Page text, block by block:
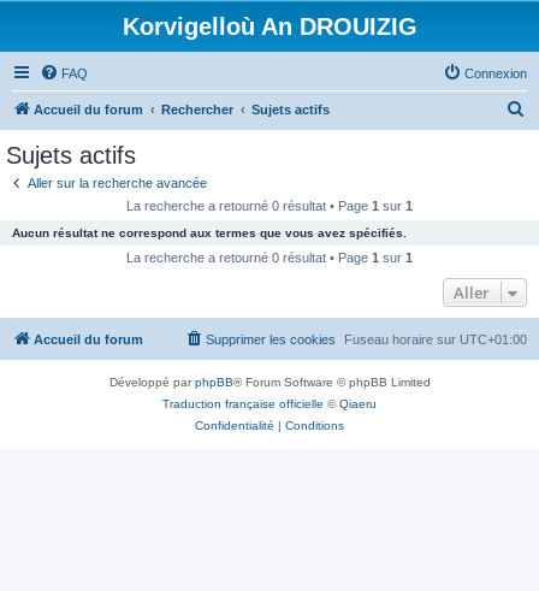
Korvigelloù An DROUIZIG
FAQ Connexion
Accueil du forum Rechercher Sujets actifs
c
e
Sujets actifs
Aller sur la recherche avancée
La recherche a retourné 0 résultat • Page 1 sur 1
Aucun résultat ne correspond aux termes que vous avez spécifiés.
La recherche a retourné 0 résultat • Page 1 sur 1
Aller
Accueil du forum Fuseau horaire sur UTC+01:00
Supprimer les cookies
Développé parphpBB® Forum Software © phpBB Limited
Traduction française officielle ©Qiaeru
Confidentialité | Conditions